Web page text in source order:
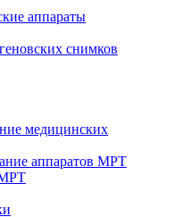
аппараты
снимков
медицинских
аппаратов МРТ
МРТ